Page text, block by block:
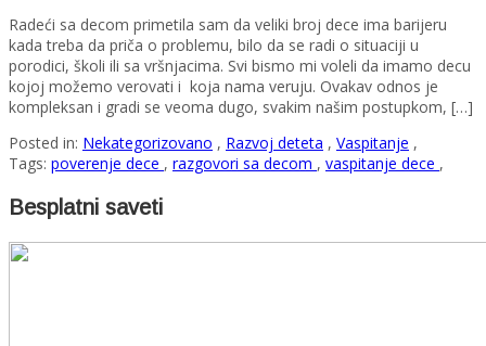
Radeći sa decom primetila sam da veliki broj dece ima barijeru
kada treba da priča o problemu, bilo da se radi o situaciji u
porodici, školi ili sa vršnjacima. Svi bismo mi voleli da imamo decu
kojoj možemo verovati i koja nama veruju. Ovakav odnos je
kompleksan i gradi se veoma dugo, svakim našim postupkom, […]
Posted in: Nekategorizovano , Razvoj deteta , Vaspitanje ,
Tags: poverenje dece , razgovori sa decom , vaspitanje dece ,
Besplatni saveti